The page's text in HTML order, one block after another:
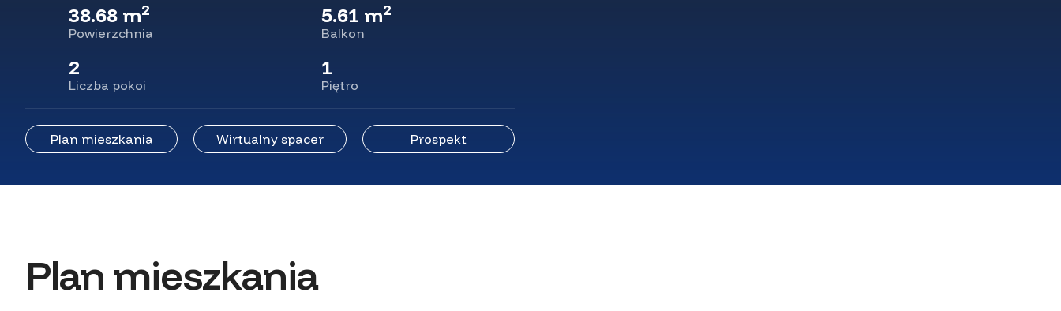
38.68 m2
Powierzchnia
5.61 m2
Balkon
2
Liczba pokoi
1
Piętro
Plan mieszkania Wirtualny spacer Prospekt
Plan mieszkania